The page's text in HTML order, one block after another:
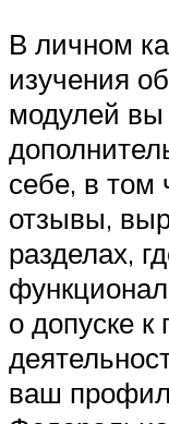
В личном
изучения
модулей вы
себе, в том
отзывы,
разделах,
о допуске
ваш